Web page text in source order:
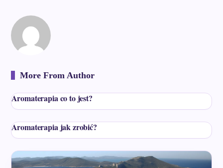
More From Author
Aromaterapia co to jest?
Aromaterapia jak zrobić?